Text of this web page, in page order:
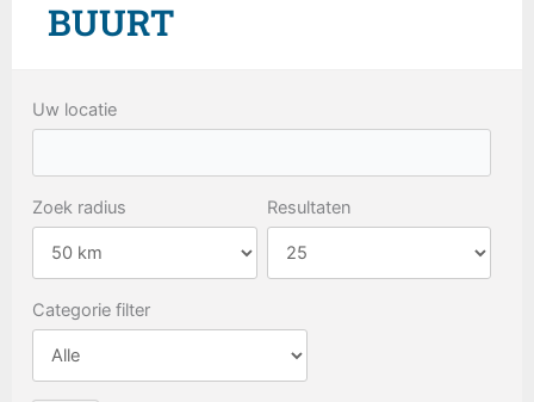
BUURT
Uw locatie
Zoek radius Resultaten
Categorie filter